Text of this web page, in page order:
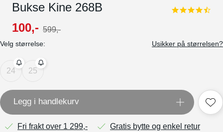
Bukse Kine 268B
4.3
100,- 599,-
Velg størrelse: Usikker på størrelsen?
24 25
Legg i handlekurv
Fri frakt over 1 299,-
Gratis bytte og enkel retur